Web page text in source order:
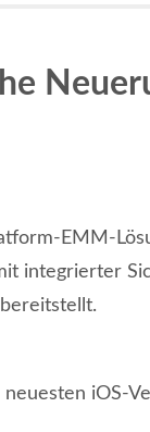
EMM-
integrierter
iOS-